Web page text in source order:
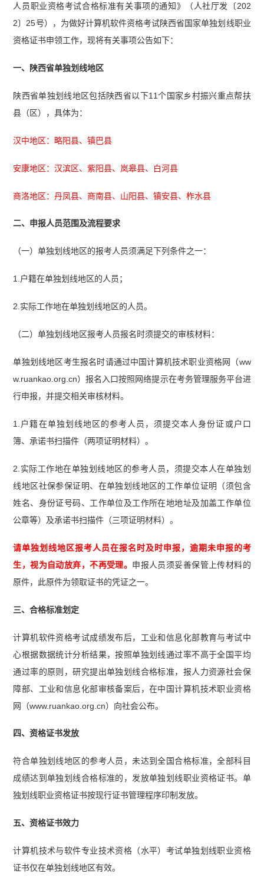
人员职业资格考试合格标准有关事项的通知》（人社厅发〔202
2〕25号），为做好计算机软件资格考试陕西省国家单独划线职业
资格证书申领工作，现将有关事项公告如下：
一、陕西省单独划线地区
陕西省单独划线地区包括陕西省以下11个国家乡村振兴重点帮扶
县（区），具体为：
汉中地区：略阳县、镇巴县
安康地区：汉滨区、紫阳县、岚皋县、白河县
商洛地区：丹凤县、商南县、山阳县、镇安县、柞水县
二、申报人员范围及流程要求
（一）单独划线地区的报考人员须满足下列条件之一：
1.户籍在单独划线地区的人员；
2.实际工作地在单独划线地区的人员。
（二）单独划线地区报考人员报名时须提交的审核材料：
单独划线地区考生报名时请通过中国计算机技术职业资格网（ww
w.ruankao.org.cn）报名入口按照网络提示在考务管理服务平台进
行申报，并提交相关审核材料。
1.户籍在单独划线地区的参考人员，须提交本人身份证或户口
簿、承诺书扫描件（两项证明材料）。
2.实际工作地在单独划线地区的参考人员，须提交本人在单独划
线地区社保参保证明、在单独划线地区的工作单位证明（须包含
姓名、身份证号码、工作单位及工作所在地地址及加盖工作单位
公章等）及承诺书扫描件（三项证明材料）。
请单独划线地区报考人员在报名时及时申报，逾期未申报的考
生，视为自动放弃，不再受理。 申报人员须妥善保管上传材料的
原件，此原件为领取证书的凭证之一。
三、合格标准划定
计算机软件资格考试成绩发布后，工业和信息化部教育与考试中
心根据数据统计分析结果，按照单独划线通过率不高于全国平均
通过率的原则，研究提出单独划线合格标准，报人力资源社会保
障部、工业和信息化部审核备案后，在中国计算机技术职业资格
网（www.ruankao.org.cn）向社会公布。
四、资格证书发放
符合单独划线地区的参考人员，未达到全国合格标准，全部科目
成绩达到单独划线合格标准的，发放单独划线职业资格证书。单
独划线职业资格证书按现行证书管理程序印制发放。
五、资格证书效力
计算机技术与软件专业技术资格（水平）考试单独划线职业资格
证书仅在单独划线地区有效。